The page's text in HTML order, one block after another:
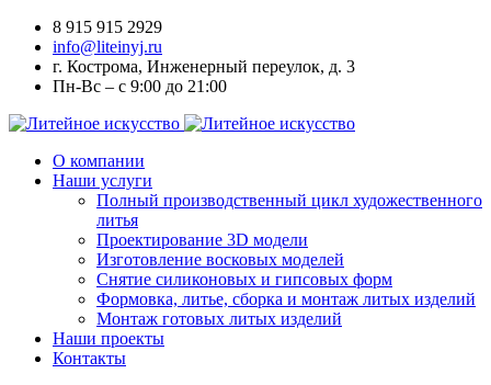
8 915 915 2929
info@liteinyj.ru
г. Кострома, Инженерный переулок, д. 3
Пн-Вс – с 9:00 до 21:00
О компании
Наши услуги
Полный производственный цикл художественного
литья
Проектирование 3D модели
Изготовление восковых моделей
Cнятие силиконовых и гипсовых форм
Формовка, литье, сборка и монтаж литых изделий
Монтаж готовых литых изделий
Наши проекты
Контакты